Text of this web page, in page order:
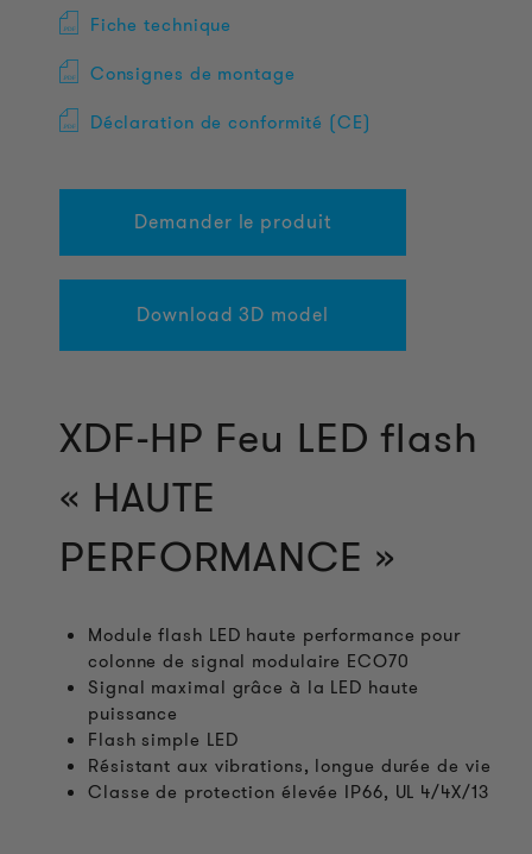
Fiche technique
Consignes de montage
Déclaration de conformité (CE)
Demander le produit
Download 3D model
XDF-HP Feu LED flash
« HAUTE
PERFORMANCE »
Module flash LED haute performance pour
colonne de signal modulaire ECO70
Signal maximal grâce à la LED haute
puissance
Flash simple LED
Résistant aux vibrations, longue durée de vie
Classe de protection élevée IP66, UL 4/4X/13